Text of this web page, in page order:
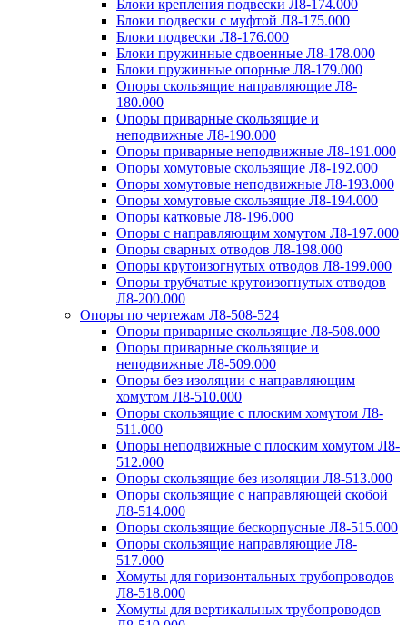
Блоки крепления подвески Л8-174.000
Блоки подвески с муфтой Л8-175.000
Блоки подвески Л8-176.000
Блоки пружинные сдвоенные Л8-178.000
Блоки пружинные опорные Л8-179.000
Опоры скользящие направляющие Л8-
180.000
Опоры приварные скользящие и
неподвижные Л8-190.000
Опоры приварные неподвижные Л8-191.000
Опоры хомутовые скользящие Л8-192.000
Опоры хомутовые неподвижные Л8-193.000
Опоры хомутовые скользящие Л8-194.000
Опоры катковые Л8-196.000
Опоры с направляющим хомутом Л8-197.000
Опоры сварных отводов Л8-198.000
Опоры крутоизогнутых отводов Л8-199.000
Опоры трубчатые крутоизогнутых отводов
Л8-200.000
Опоры по чертежам Л8-508-524
Опоры приварные скользящие Л8-508.000
Опоры приварные скользящие и
неподвижные Л8-509.000
Опоры без изоляции с направляющим
хомутом Л8-510.000
Опоры скользящие с плоским хомутом Л8-
511.000
Опоры неподвижные с плоским хомутом Л8-
512.000
Опоры скользящие без изоляции Л8-513.000
Опоры скользящие с направляющей скобой
Л8-514.000
Опоры скользящие бескорпусные Л8-515.000
Опоры скользящие направляющие Л8-
517.000
Хомуты для горизонтальных трубопроводов
Л8-518.000
Хомуты для вертикальных трубопроводов